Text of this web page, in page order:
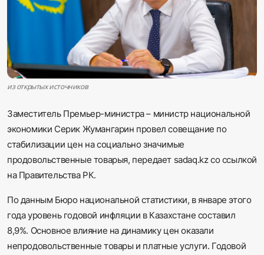
Sadaq TV
Спорт
Русский
из открытых источников
Заместитель Премьер-министра – министр национальной
экономики Серик Жумангарин провел совещание по
стабилизации цен на социально значимые
продовольственные товарыя, передает sadaq.kz со ссылкой
на Правительства РК.
По данным Бюро национальной статистики, в январе этого
года уровень годовой инфляции в Казахстане составил
8,9%. Основное влияние на динамику цен оказали
непродовольственные товары и платные услуги. Годовой